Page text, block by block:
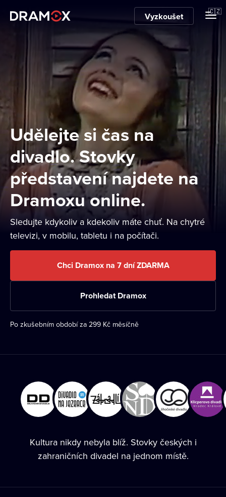
🇨🇿
Vyzkoušet
Dárkové poukazy
Registrujte se
Udělejte si čas na
divadlo. Stovky
představení najdete na
Dramoxu online.
Sledujte kdykoliv a kdekoliv máte chuť. Na chytré
televizi, v mobilu, tabletu i na počítači.
Chci Dramox na 7 dní ZDARMA
Prohledat Dramox
Po zkušebním období za 299 Kč měsíčně
Kultura nikdy nebyla blíž. Stovky českých i
zahraničních divadel na jednom místě.